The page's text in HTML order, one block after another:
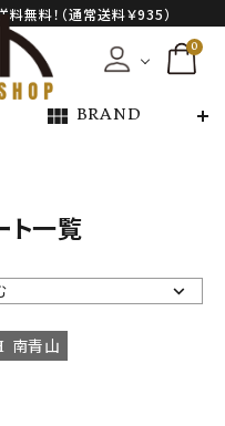
無料！（通常送料￥935）
0
view_module BRAND
ト一覧
南青山